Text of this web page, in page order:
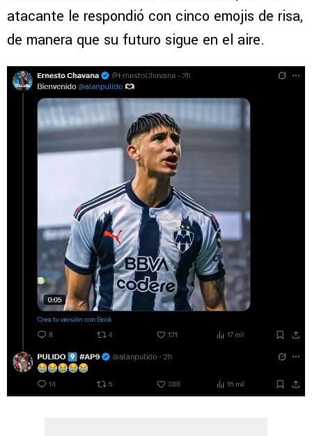
atacante le respondió con cinco emojis de risa,
de manera que su futuro sigue en el aire.